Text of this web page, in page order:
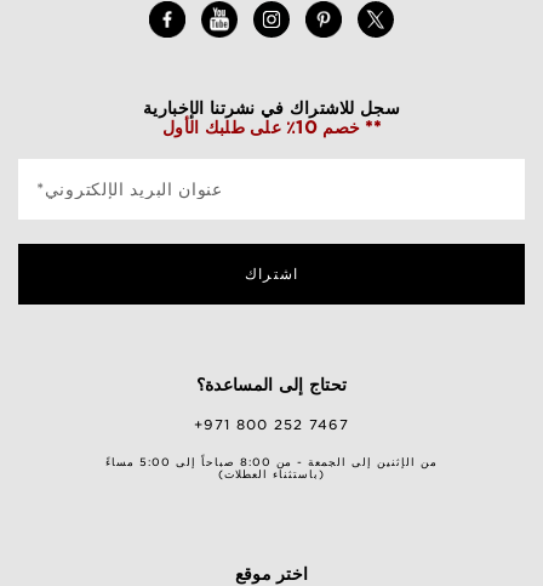
سجل للاشتراك في نشرتنا الإخبارية
خصم 10٪ على طلبك الأول **
*عنوان البريد الإلكتروني
اشتراك
تحتاج إلى المساعدة؟
+971 800 252 7467
من الإثنين إلى الجمعة - من 8:00 صباحاً إلى 5:00 مساءً
(باستثناء العطلات)
اختر موقع